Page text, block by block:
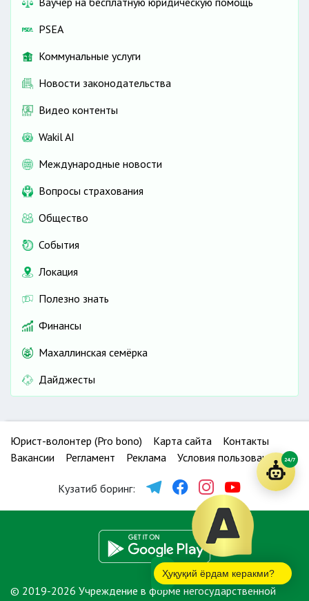
PSEA
Коммунальные услуги
Новости законодательства
Видео контенты
Wakil AI
Международные новости
Вопросы страхования
Общество
События
Локация
Полезно знать
Финансы
Махаллинская семёрка
Дайджесты
Юрист-волонтер (Pro bono) Карта сайта
Контакты
Вакансии
Регламент Реклама Условия пользования
Кузатиб боринг:
© 2019-2026 Учреждение в форме негосударственной
Ҳуқуқий ёрдам керакми?
24/7